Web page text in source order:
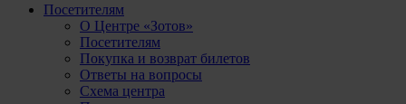
Посетителям
О Центре «Зотов»
Посетителям
Покупка и возврат билетов
Ответы на вопросы
Схема центра